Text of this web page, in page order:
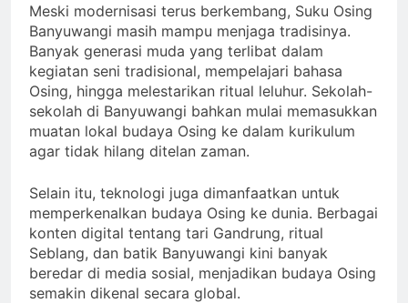
Meski modernisasi terus berkembang, Suku Osing
Banyuwangi masih mampu menjaga tradisinya.
Banyak generasi muda yang terlibat dalam
kegiatan seni tradisional, mempelajari bahasa
Osing, hingga melestarikan ritual leluhur. Sekolah-
sekolah di Banyuwangi bahkan mulai memasukkan
muatan lokal budaya Osing ke dalam kurikulum
agar tidak hilang ditelan zaman.
Selain itu, teknologi juga dimanfaatkan untuk
memperkenalkan budaya Osing ke dunia. Berbagai
konten digital tentang tari Gandrung, ritual
Seblang, dan batik Banyuwangi kini banyak
beredar di media sosial, menjadikan budaya Osing
semakin dikenal secara global.